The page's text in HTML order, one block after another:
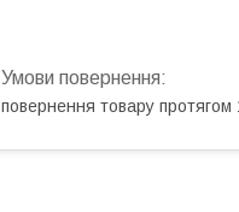
повернення товару протягом